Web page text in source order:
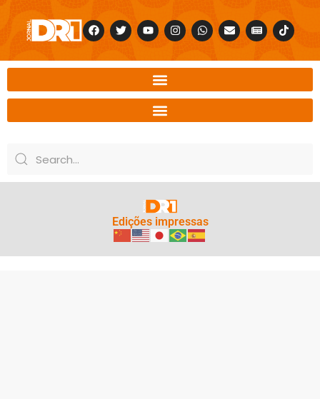
Edições impressas